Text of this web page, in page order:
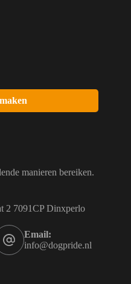
manieren bereiken.
2 7091CP Dinxperlo
Email:
info@dogpride.nl